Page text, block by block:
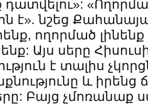
դատվելու»:
է». նշեց
ողորմած
Այս սերը
է տալիս
և իրենց
Բայց չմոռանաք